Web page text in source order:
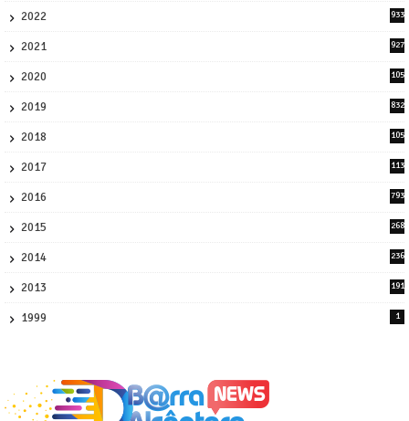
2022
933
2021
927
2020
105
2019
832
2018
105
2017
113
2016
793
2015
268
2014
236
2013
191
1999 1